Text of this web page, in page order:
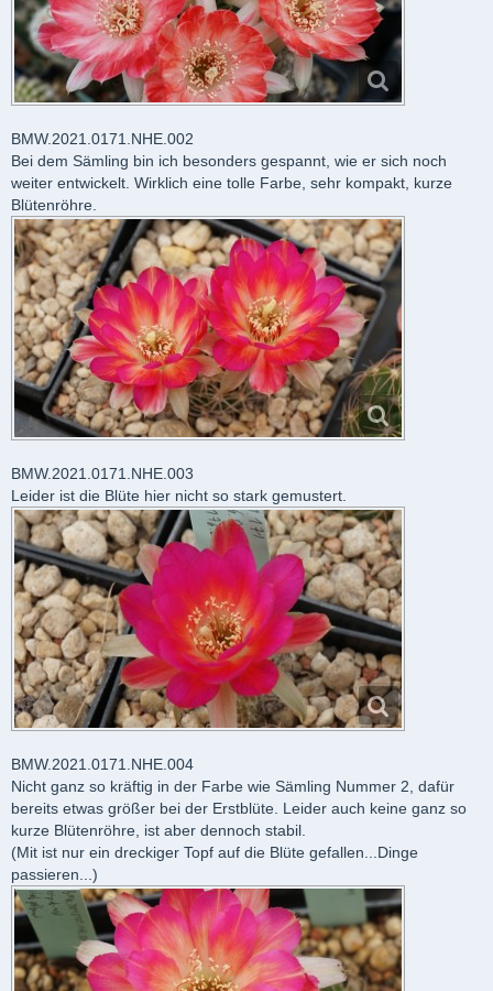
BMW.2021.0171.NHE.002
Bei dem Sämling bin ich besonders gespannt, wie er sich noch
weiter entwickelt. Wirklich eine tolle Farbe, sehr kompakt, kurze
Blütenröhre.
BMW.2021.0171.NHE.003
Leider ist die Blüte hier nicht so stark gemustert.
BMW.2021.0171.NHE.004
Nicht ganz so kräftig in der Farbe wie Sämling Nummer 2, dafür
bereits etwas größer bei der Erstblüte. Leider auch keine ganz so
kurze Blütenröhre, ist aber dennoch stabil.
(Mit ist nur ein dreckiger Topf auf die Blüte gefallen...Dinge
passieren...)